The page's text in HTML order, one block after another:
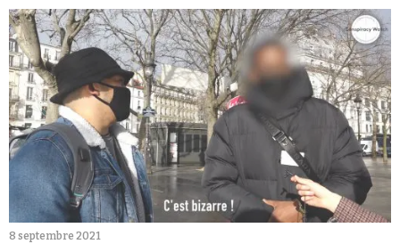
8 septembre 2021